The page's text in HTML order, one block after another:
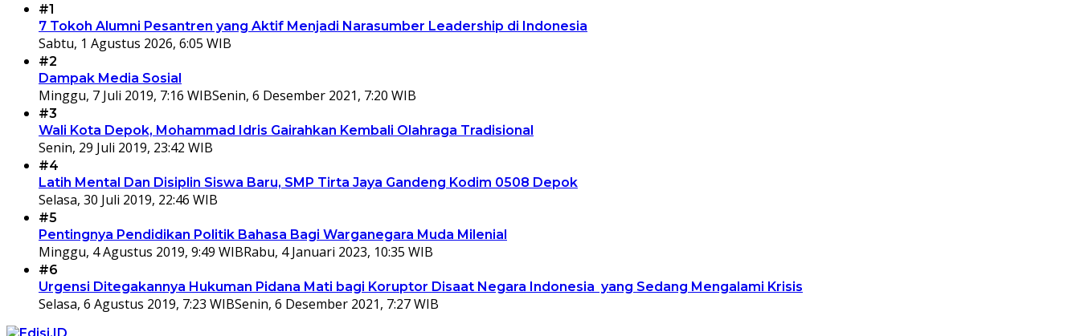
#1
7 Tokoh Alumni Pesantren yang Aktif Menjadi Narasumber Leadership di Indonesia
Sabtu, 1 Agustus 2026, 6:05 WIB
#2
Dampak Media Sosial
Minggu, 7 Juli 2019, 7:16 WIBSenin, 6 Desember 2021, 7:20 WIB
#3
Wali Kota Depok, Mohammad Idris Gairahkan Kembali Olahraga Tradisional
Senin, 29 Juli 2019, 23:42 WIB
#4
Latih Mental Dan Disiplin Siswa Baru, SMP Tirta Jaya Gandeng Kodim 0508 Depok
Selasa, 30 Juli 2019, 22:46 WIB
#5
Pentingnya Pendidikan Politik Bahasa Bagi Warganegara Muda Milenial
Minggu, 4 Agustus 2019, 9:49 WIBRabu, 4 Januari 2023, 10:35 WIB
#6
Urgensi Ditegakannya Hukuman Pidana Mati bagi Koruptor Disaat Negara Indonesia yang Sedang Mengalami Krisis
Selasa, 6 Agustus 2019, 7:23 WIBSenin, 6 Desember 2021, 7:27 WIB